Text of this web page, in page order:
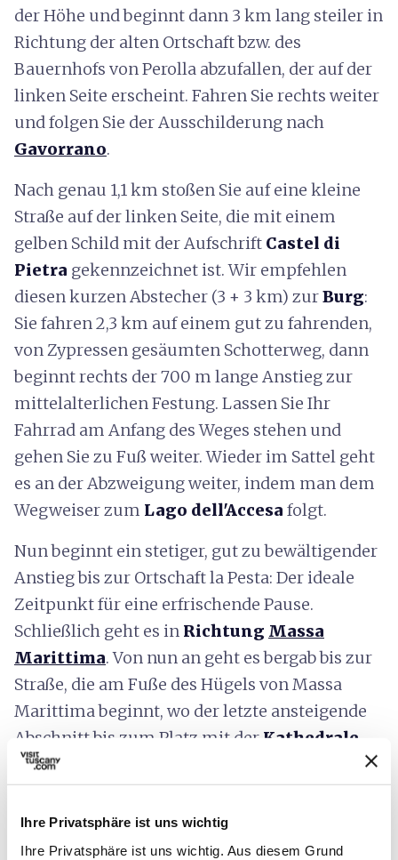
Ihre Privatsphäre ist uns wichtig
Ihre Privatsphäre ist uns wichtig. Aus diesem Grund
der Höhe und beginnt dann 3 km lang steiler in
Richtung der alten Ortschaft bzw. des
Bauernhofs von Perolla abzufallen, der auf der
linken Seite erscheint. Fahren Sie rechts weiter
und folgen Sie der Ausschilderung nach
Gavorrano.
Nach genau 1,1 km stoßen Sie auf eine kleine
Straße auf der linken Seite, die mit einem
gelben Schild mit der Aufschrift Castel di
Pietra gekennzeichnet ist. Wir empfehlen
diesen kurzen Abstecher (3 + 3 km) zurBurg:
Sie fahren 2,3 km auf einem gut zu fahrenden,
von Zypressen gesäumten Schotterweg, dann
beginnt rechts der 700 m lange Anstieg zur
mittelalterlichen Festung. Lassen Sie Ihr
Fahrrad am Anfang des Weges stehen und
gehen Sie zu Fuß weiter. Wieder im Sattel geht
es an der Abzweigung weiter, indem man dem
Wegweiser zum Lago dell'Accesa folgt.
Nun beginnt ein stetiger, gut zu bewältigender
Anstieg bis zur Ortschaft la Pesta: Der ideale
Zeitpunkt für eine erfrischende Pause.
Schließlich geht es in Richtung Massa
Marittima. Von nun an geht es bergab bis zur
Straße, die am Fuße des Hügels von Massa
Marittima beginnt, wo der letzte ansteigende
Abschnitt bis zum Platz mit der Kathedrale
auf uns wartet.